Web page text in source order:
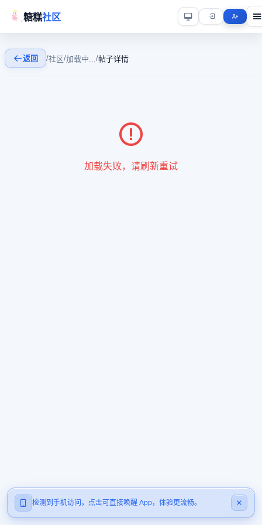
糖糕社区
检测到手机访问，点击可直接唤醒 App，体验更流畅。
返回 /社区/加载中.../帖子详情
加载失败，请刷新重试